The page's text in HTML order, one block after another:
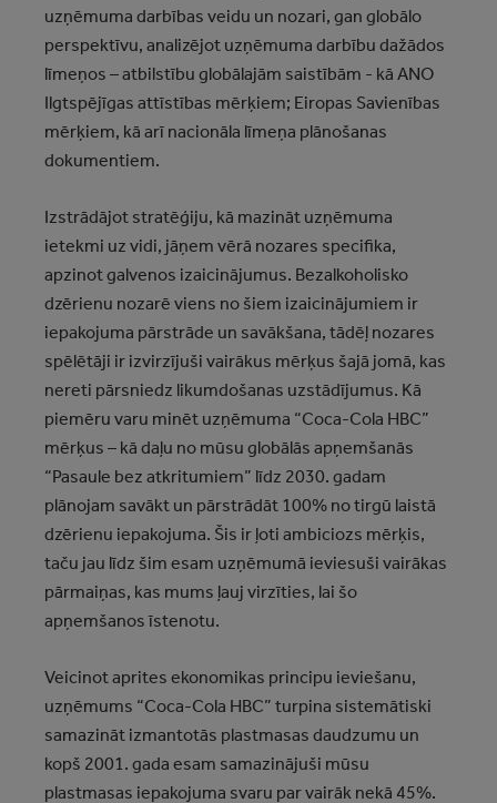
uzņēmuma darbības veidu un nozari, gan globālo
perspektīvu, analizējot uzņēmuma darbību dažādos
līmeņos – atbilstību globālajām saistībām - kā ANO
Ilgtspējīgas attīstības mērķiem; Eiropas Savienības
mērķiem, kā arī nacionāla līmeņa plānošanas
dokumentiem.
Izstrādājot stratēģiju, kā mazināt uzņēmuma
ietekmi uz vidi, jāņem vērā nozares specifika,
apzinot galvenos izaicinājumus. Bezalkoholisko
dzērienu nozarē viens no šiem izaicinājumiem ir
iepakojuma pārstrāde un savākšana, tādēļ nozares
spēlētāji ir izvirzījuši vairākus mērķus šajā jomā, kas
nereti pārsniedz likumdošanas uzstādījumus. Kā
piemēru varu minēt uzņēmuma “Coca-Cola HBC”
mērķus – kā daļu no mūsu globālās apņemšanās
“Pasaule bez atkritumiem” līdz 2030. gadam
plānojam savākt un pārstrādāt 100% no tirgū laistā
dzērienu iepakojuma. Šis ir ļoti ambiciozs mērķis,
taču jau līdz šim esam uzņēmumā ieviesuši vairākas
pārmaiņas, kas mums ļauj virzīties, lai šo
apņemšanos īstenotu.
Veicinot aprites ekonomikas principu ieviešanu,
uzņēmums “Coca-Cola HBC” turpina sistemātiski
samazināt izmantotās plastmasas daudzumu un
kopš 2001. gada esam samazinājuši mūsu
plastmasas iepakojuma svaru par vairāk nekā 45%.